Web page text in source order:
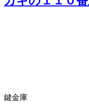
鍵金庫